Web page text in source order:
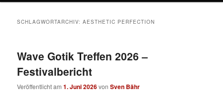
SCHLAGWORTARCHIV:AESTHETIC PERFECTION
Wave Gotik Treffen 2026 –
Festivalbericht
Veröffentlicht am1. Juni 2026vonSven Bähr